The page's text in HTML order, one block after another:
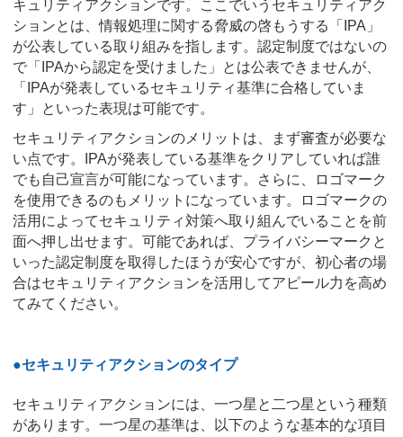
キュリティアクションです。ここでいうセキュリティアク
ションとは、情報処理に関する脅威の啓もうする「IPA」
が公表している取り組みを指します。認定制度ではないの
で「IPAから認定を受けました」とは公表できませんが、
「IPAが発表しているセキュリティ基準に合格していま
す」といった表現は可能です。
セキュリティアクションのメリットは、まず審査が必要な
い点です。IPAが発表している基準をクリアしていれば誰
でも自己宣言が可能になっています。さらに、ロゴマーク
を使用できるのもメリットになっています。ロゴマークの
活用によってセキュリティ対策へ取り組んでいることを前
面へ押し出せます。可能であれば、プライバシーマークと
いった認定制度を取得したほうが安心ですが、初心者の場
合はセキュリティアクションを活用してアピール力を高め
てみてください。
●セキュリティアクションのタイプ
セキュリティアクションには、一つ星と二つ星という種類
があります。一つ星の基準は、以下のような基本的な項目